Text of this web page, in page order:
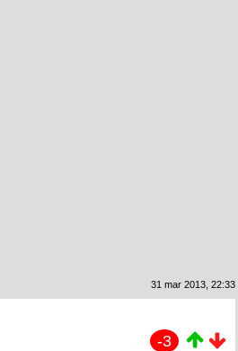
31 mar 2013, 22:33
-3